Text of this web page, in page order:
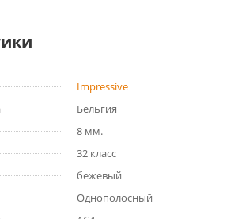
Impressive
Бельгия
8 мм.
32 класс
бежевый
Однополосный